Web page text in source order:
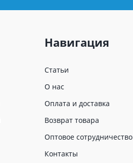
Навигация
Статьи
О нас
Оплата и доставка
Возврат товара
Оптовое сотрудничество
Контакты